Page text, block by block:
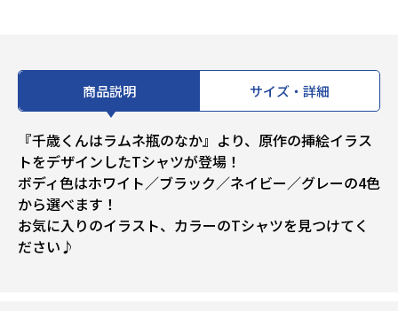
商品説明 サイズ・詳細
『千歳くんはラムネ瓶のなか』より、原作の挿絵イラス
トをデザインしたTシャツが登場！
ボディ色はホワイト／ブラック／ネイビー／グレーの4色
から選べます！
お気に入りのイラスト、カラーのTシャツを見つけてく
ださい♪